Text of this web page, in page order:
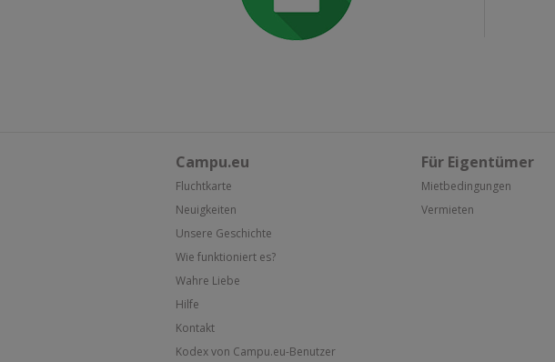
Campu.eu
Fluchtkarte
Neuigkeiten
Unsere Geschichte
Wie funktioniert es?
Wahre Liebe
Hilfe
Kontakt
Kodex von Campu.eu-Benutzer
Für Eigentümer
Mietbedingungen
Vermieten